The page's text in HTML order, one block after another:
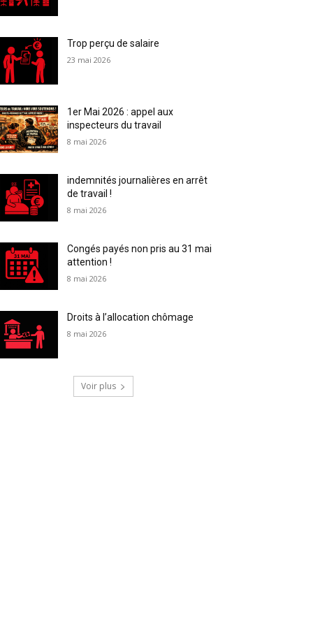
Trop perçu de salaire
23 mai 2026
1er Mai 2026 : appel aux
inspecteurs du travail
8 mai 2026
indemnités journalières en arrêt
de travail !
8 mai 2026
Congés payés non pris au 31 mai
attention !
8 mai 2026
Droits à l’allocation chômage
8 mai 2026
Voir plus